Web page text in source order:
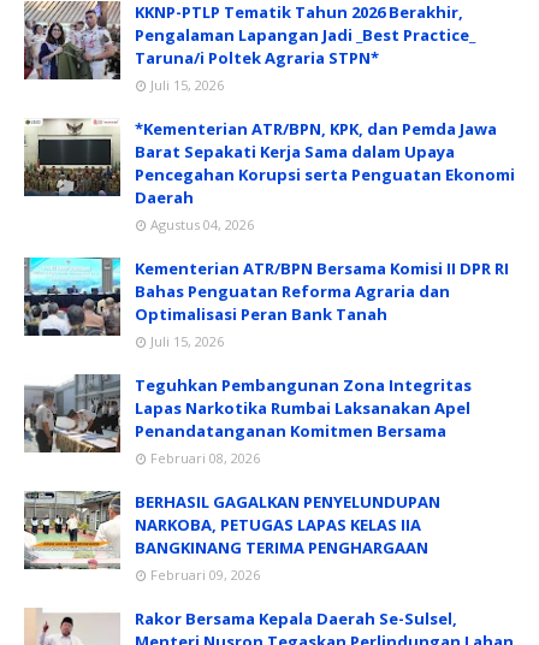
KKNP-PTLP Tematik Tahun 2026 Berakhir,
Pengalaman Lapangan Jadi _Best Practice_
Taruna/i Poltek Agraria STPN*
Juli 15, 2026
*Kementerian ATR/BPN, KPK, dan Pemda Jawa
Barat Sepakati Kerja Sama dalam Upaya
Pencegahan Korupsi serta Penguatan Ekonomi
Daerah
Agustus 04, 2026
Kementerian ATR/BPN Bersama Komisi II DPR RI
Bahas Penguatan Reforma Agraria dan
Optimalisasi Peran Bank Tanah
Juli 15, 2026
Teguhkan Pembangunan Zona Integritas
Lapas Narkotika Rumbai Laksanakan Apel
Penandatanganan Komitmen Bersama
Februari 08, 2026
BERHASIL GAGALKAN PENYELUNDUPAN
NARKOBA, PETUGAS LAPAS KELAS IIA
BANGKINANG TERIMA PENGHARGAAN
Februari 09, 2026
Rakor Bersama Kepala Daerah Se-Sulsel,